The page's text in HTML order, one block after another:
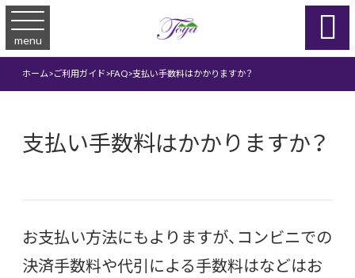
menu 
ホーム>ご利用ガイド>FAQ>支払い手数料はかかりますか？
支払い手数料はかかりますか？
お支払い方法にもよりますが、コンビニでの
決済手数料や代引による手数料はなどはお